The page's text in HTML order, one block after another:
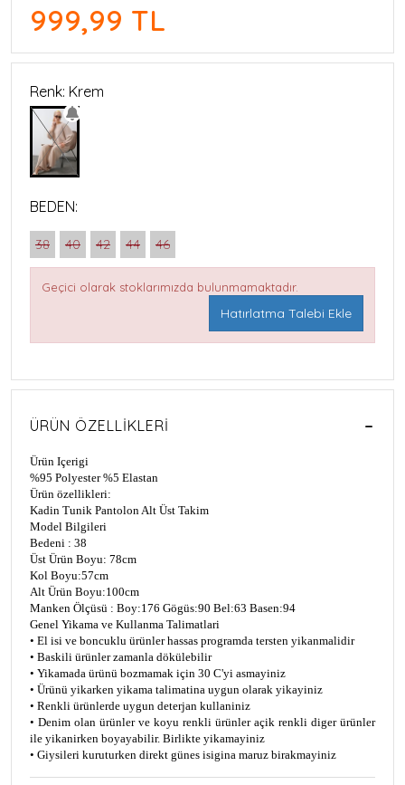
999,99 TL
Renk: Krem
BEDEN:
38 40 42 44 46
Geçici olarak stoklarımızda bulunmamaktadır.
Hatırlatma Talebi Ekle
ÜRÜN ÖZELLIKLERI
Ürün Içerigi
%95 Polyester %5 Elastan
Ürün özellikleri:
Kadin Tunik Pantolon Alt Üst Takim
Model Bilgileri
Bedeni : 38
Üst Ürün Boyu: 78cm
Kol Boyu:57cm
Alt Ürün Boyu:100cm
Manken Ölçüsü : Boy:176 Gögüs:90 Bel:63 Basen:94
Genel Yikama ve Kullanma Talimatlari
• El isi ve boncuklu ürünler hassas programda tersten yikanmalidir
• Baskili ürünler zamanla dökülebilir
• Yikamada ürünü bozmamak için 30 C'yi asmayiniz
• Ürünü yikarken yikama talimatina uygun olarak yikayiniz
• Renkli ürünlerde uygun deterjan kullaniniz
• Denim olan ürünler ve koyu renkli ürünler açik renkli diger ürünler
ile yikanirken boyayabilir. Birlikte yikamayiniz
• Giysileri kuruturken direkt günes isigina maruz birakmayiniz